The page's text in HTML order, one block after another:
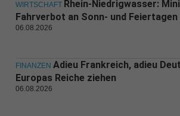
WIRTSCHAFT Rhein-Niedrigwasser:
Fahrverbot an Sonn- und Feiertagen
06.08.2026
FINANZEN Adieu Frankreich, adieu
Europas Reiche ziehen
06.08.2026